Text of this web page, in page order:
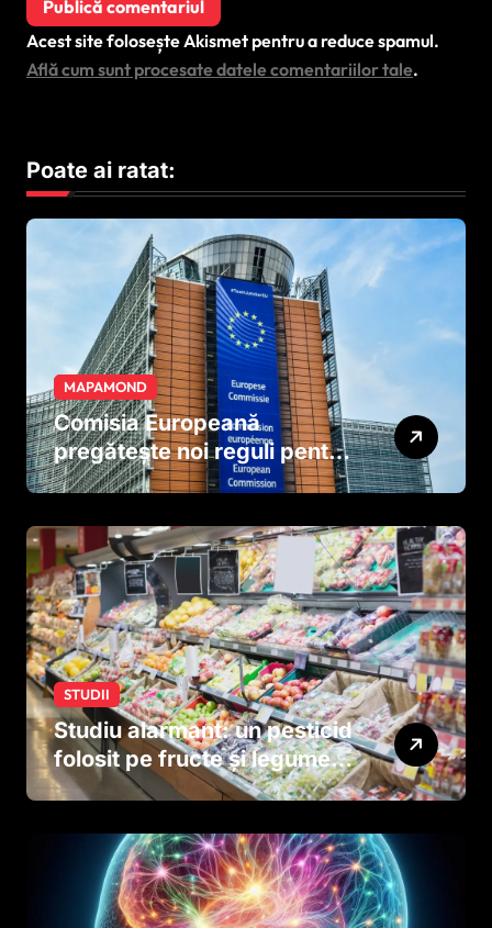
Acest site folosește Akismet pentru a reduce spamul.
Află cum sunt procesate datele comentariilor tale.
Poate ai ratat:
MAPAMOND
Comisia Europeană
pregătește noi reguli pentru
tutun și țigările electronice
STUDII
Studiu alarmant: un pesticid
folosit pe fructe și legume
ar putea afecta dezvoltarea
dinainte de naștere